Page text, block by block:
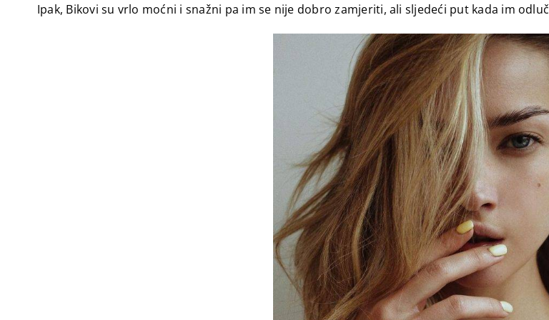
Ipak, Bikovi su vrlo moćni i snažni pa im se nije dobro zamjeriti, ali sljedeći put kada im